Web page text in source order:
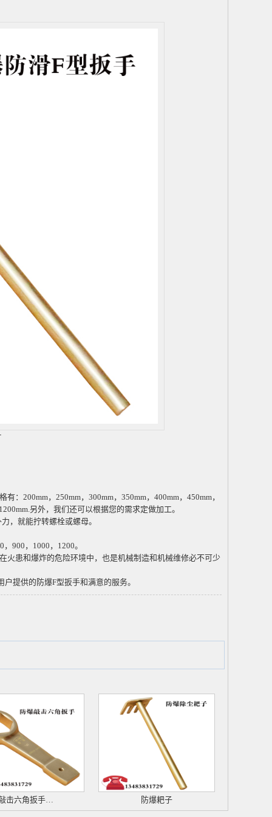
有： 200mm， 250mm， 300mm， 350mm， 400mm， 450mm，
另外，我们还可以根据您的需求定做加工。
，就能拧转螺栓或螺母。
， 900 ， 1000 ， 1200。
火患和爆炸的危险环境中，也是机械制造和机械维修必不可少
户提供的防爆F型扳手和满意的服务。
击六角扳手… 防爆耙子